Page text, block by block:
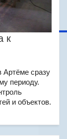
к
Артёме сразу
периоду.
и объектов.